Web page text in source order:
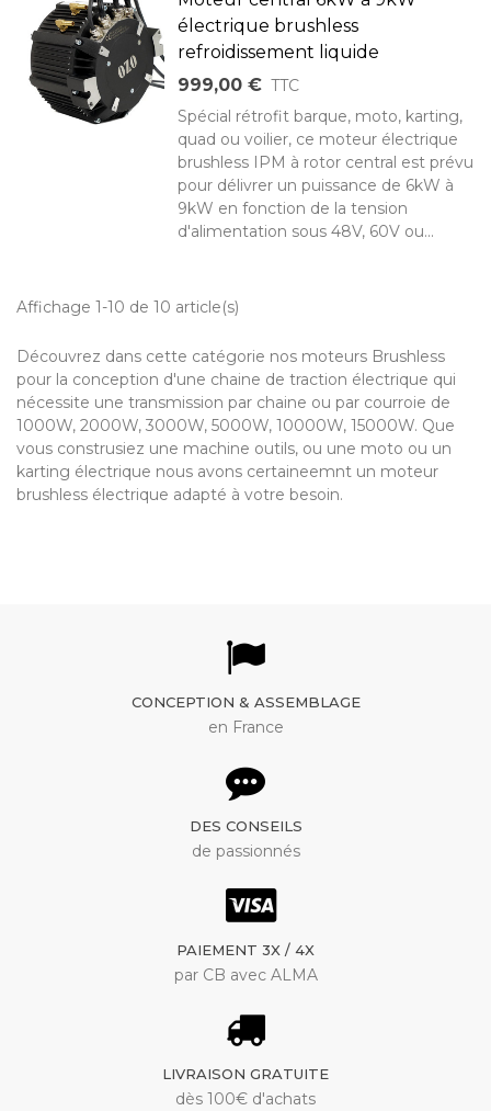
électrique brushless
refroidissement liquide
999,00 € TTC
Spécial rétrofit barque, moto, karting,
quad ou voilier, ce moteur électrique
brushless IPM à rotor central est prévu
pour délivrer un puissance de 6kW à
9kW en fonction de la tension
d'alimentation sous 48V, 60V ou...
Affichage 1-10 de 10 article(s)
Découvrez dans cette catégorie nos moteurs Brushless
pour la conception d'une chaine de traction électrique qui
nécessite une transmission par chaine ou par courroie de
1000W, 2000W, 3000W, 5000W, 10000W, 15000W. Que
vous construsiez une machine outils, ou une moto ou un
karting électrique nous avons certaineemnt un moteur
brushless électrique adapté à votre besoin.
CONCEPTION & ASSEMBLAGE
en France
DES CONSEILS
de passionnés
PAIEMENT 3X / 4X
par CB avec ALMA
LIVRAISON GRATUITE
dès 100€ d'achats